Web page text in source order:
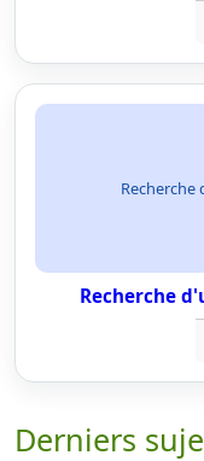
Recherche
Derniers